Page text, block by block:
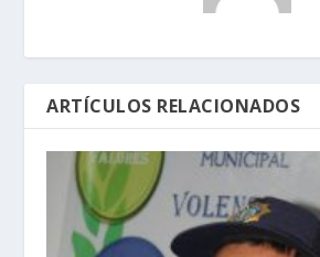
ARTÍCULOS RELACIONADOS